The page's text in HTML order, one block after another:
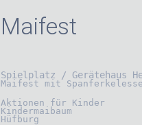
Maifest
Spielplatz / Gerätehaus
Maifest mit
Aktionen für Kinder
Kindermaibaum
Hüfburg